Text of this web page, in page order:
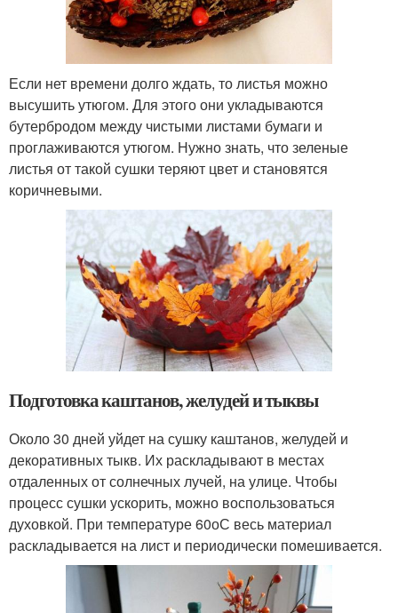
Если нет времени долго ждать, то листья можно
высушить утюгом. Для этого они укладываются
бутербродом между чистыми листами бумаги и
проглаживаются утюгом. Нужно знать, что зеленые
листья от такой сушки теряют цвет и становятся
коричневыми.
Подготовка каштанов, желудей и тыквы
Около 30 дней уйдет на сушку каштанов, желудей и
декоративных тыкв. Их раскладывают в местах
отдаленных от солнечных лучей, на улице. Чтобы
процесс сушки ускорить, можно воспользоваться
духовкой. При температуре 60оС весь материал
раскладывается на лист и периодически помешивается.